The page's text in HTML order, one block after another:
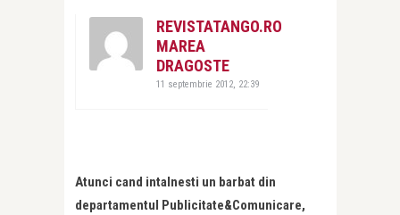
REVISTATANGO.RO
MAREA
DRAGOSTE
11 septembrie 2012, 22:39
Atunci cand intalnesti un barbat din
departamentul Publicitate&Comunicare,